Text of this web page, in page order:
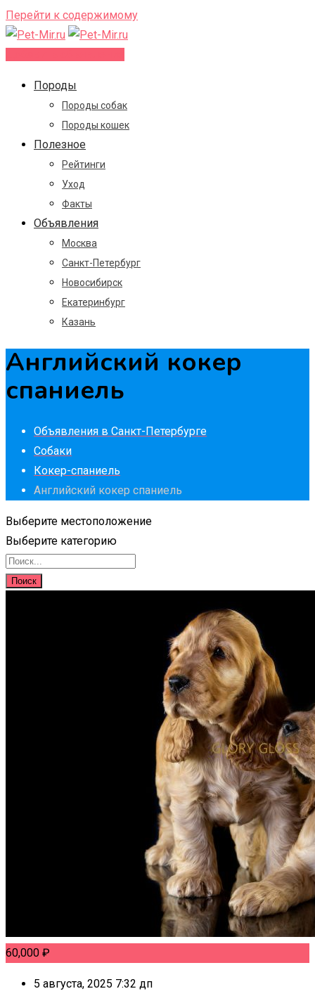
Перейти к содержимому
Породы
Породы собак
Породы кошек
Полезное
Рейтинги
Уход
Факты
Объявления
Москва
Санкт-Петербург
Новосибирск
Екатеринбург
Казань
Английский кокер
спаниель
Объявления в Санкт-Петербурге
Собаки
Кокер-спаниель
Английский кокер спаниель
Выберите местоположение
Выберите категорию
Поиск
60,000 ₽
5 августа, 2025 7:32 дп